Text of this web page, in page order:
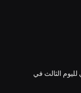
الثالث في